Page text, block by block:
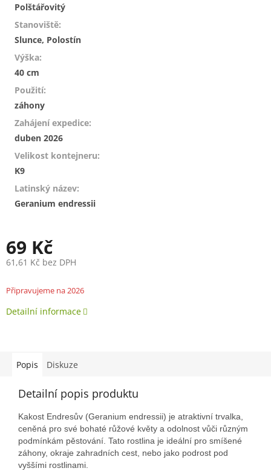
Polštářovitý
Stanoviště:
Slunce, Polostín
Výška:
40 cm
Použití:
záhony
Zahájení expedice:
duben 2026
Velikost kontejneru:
K9
Latinský název:
Geranium endressii
69 Kč
61,61 Kč bez DPH
cena:
Připravujeme na 2026
Detailní informace
Popis Diskuze
Detailní popis produktu
Kakost Endresův (Geranium endressii) je atraktivní trvalka,
ceněná pro své bohaté růžové květy a odolnost vůči různým
podmínkám pěstování. Tato rostlina je ideální pro smíšené
záhony, okraje zahradních cest, nebo jako podrost pod
vyššími rostlinami.